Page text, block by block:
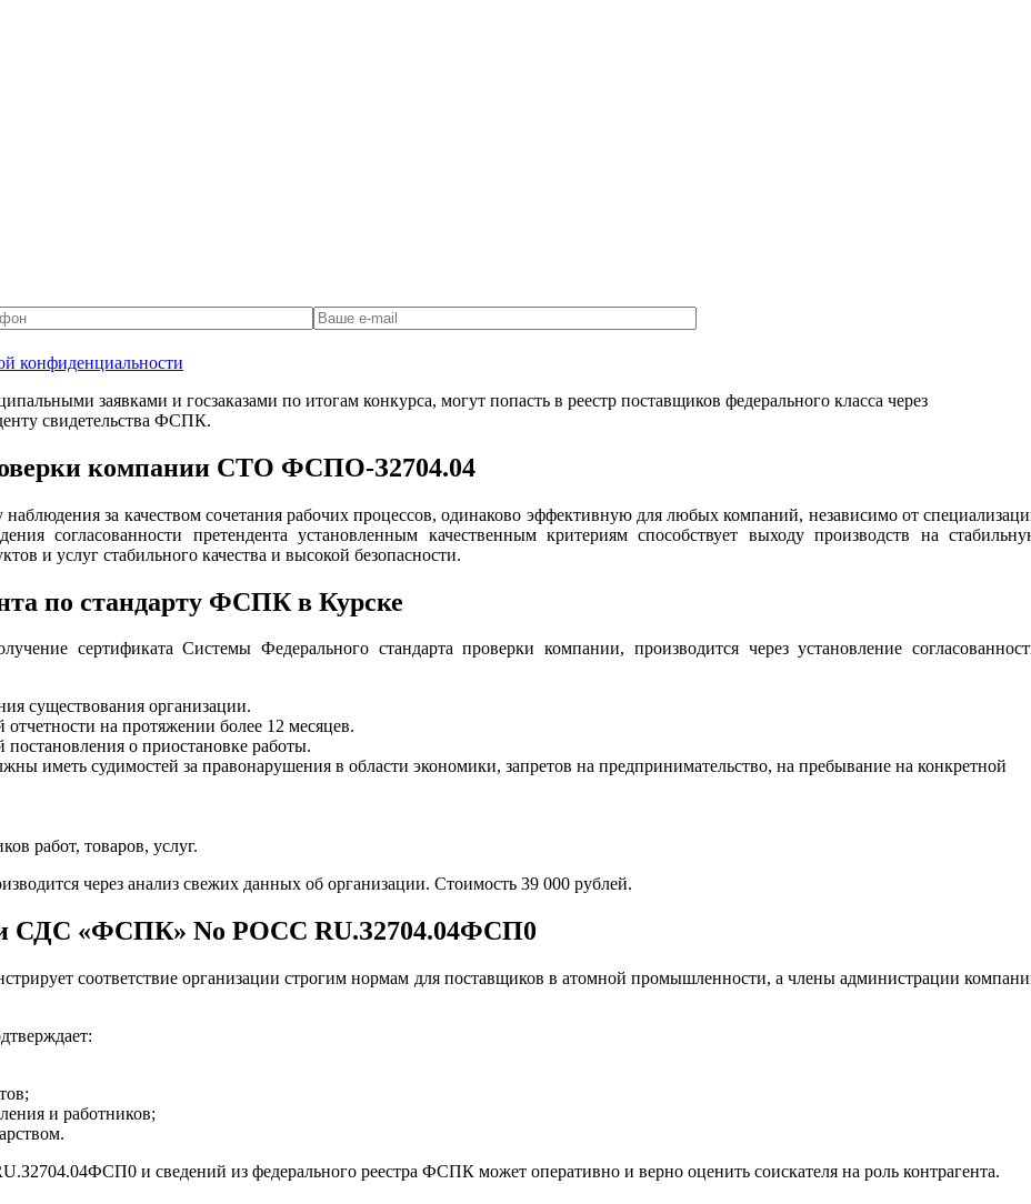
конфиденциальности
заявками и госзаказами по итогам конкурса, могут попасть в реестр поставщиков федерального класса через
свидетельства ФСПК.
компании СТО ФСПО-З2704.04
за качеством сочетания рабочих процессов, одинаково эффективную для любых компаний, независимо от
согласованности претендента установленным качественным критериям способствует выходу производств на
и услуг стабильного качества и высокой безопасности.
по стандарту ФСПК в Курске
сертификата Системы Федерального стандарта проверки компании, производится через установление
существования организации.
на протяжении более 12 месяцев.
о приостановке работы.
иметь судимостей за правонарушения в области экономики, запретов на предпринимательство, на пребывание на конкретной
работ, товаров, услуг.
через анализ свежих данных об организации. Стоимость 39 000 рублей.
СДС «ФСПК» No РОСС RU.З2704.04ФСП0
соответствие организации строгим нормам для поставщиков в атомной промышленности, а члены администрации
и работников;
и сведений из федерального реестра ФСПК может оперативно и верно оценить соискателя на роль контрагента.